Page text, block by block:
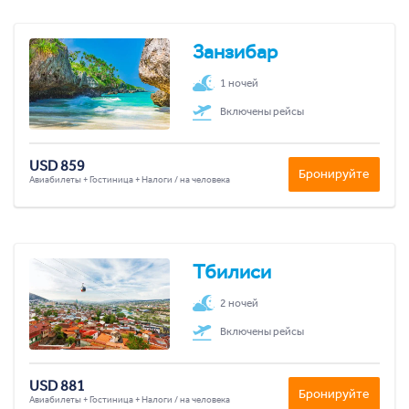
Занзибар
1 ночей
Включены рейсы
USD 859
Авиабилеты + Гостиница + Налоги / на человека Бронируйте
Тбилиси
2 ночей
Включены рейсы
USD 881
Авиабилеты + Гостиница + Налоги / на человека Бронируйте